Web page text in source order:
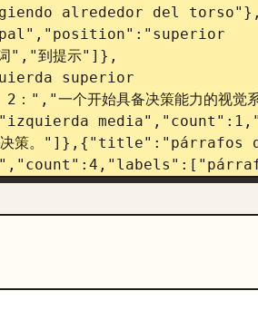
alrededor del
","到提示"]},
superior
一个开始具备决策能力的视觉
能够决策。
/ 形静","meta-prompt","构思","